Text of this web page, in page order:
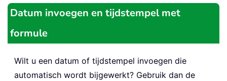
Datum invoegen en tijdstempel met
formule
Wilt u een datum of tijdstempel invoegen die
automatisch wordt bijgewerkt? Gebruik dan de